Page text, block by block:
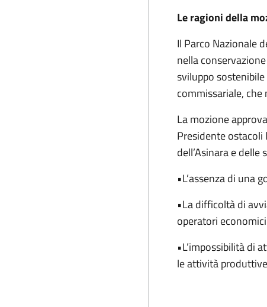
Le ragioni della
Il Parco Nazionale
nella
sviluppo
commissariale,
La mozione
Presidente
dell’Asinara e
•L’assenza di una
•La difficoltà di
operatori
•L’impossibilità di
le attività